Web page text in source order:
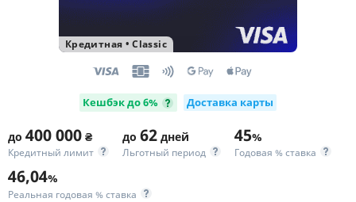
Кредитная •Classic
Кешбэк до 6% Доставка карты
до 400 000 ₴
Кредитный лимит
до 62 дней
Льготный период
45%
Годовая % ставка
46,04%
Реальная годовая % ставка